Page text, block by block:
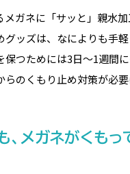
メガネに「サッと」親水
グッズは、なによりも手軽
保つためには3日〜1週間
らのくもり止め対策が必要
、メガネがくもっ